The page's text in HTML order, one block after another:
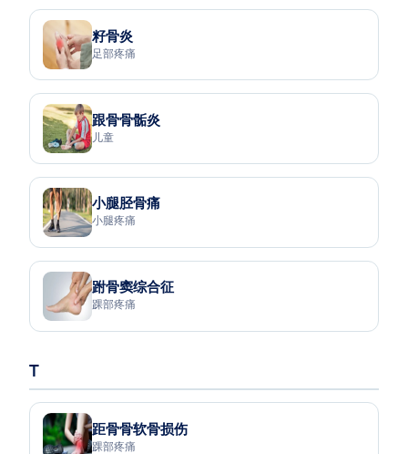
籽骨炎
足部疼痛
跟骨骨骺炎
儿童
小腿胫骨痛
小腿疼痛
跗骨窦综合征
踝部疼痛
T
距骨骨软骨损伤
踝部疼痛